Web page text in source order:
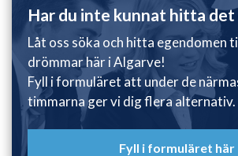
Har du inte kunnat hitta det
Låt oss söka och hitta egendomen
drömmar här i Algarve!
Fyll i formuläret att under de
timmarna ger vi dig flera alternativ.
Fyll i formuläret här